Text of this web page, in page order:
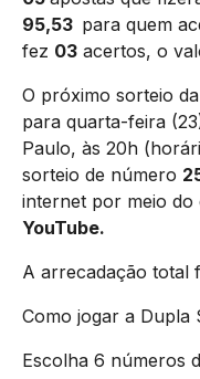
95,53 para quem
fez 03 acertos, o
O próximo sorteio
para quarta-feira
Paulo, às 20h
sorteio de número
internet por meio
YouTube.
A arrecadação total
Como jogar a Dupla
Escolha 6 números